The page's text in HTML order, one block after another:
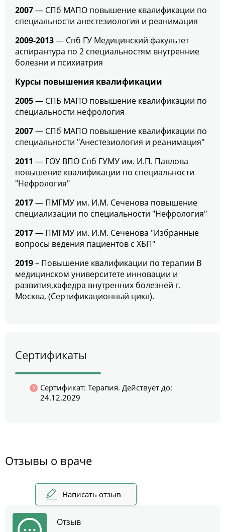
2007— СПб МАПО повышение квалификации по
специальности анестезиология и реанимация
2009-2013— Спб ГУ Медицинский факультет
аспирантура по 2 специальностям внутренние
болезни и психиатрия
Курсы повышения квалификации
2005— СПБ МАПО повышение квалификации по
специальности нефрология
2007— СПб МАПО повышение квалификации по
специальности "Анестезиология и реанимация"
2011 — ГОУ ВПО Спб ГУМУ им. И.П. Павлова
повышение квалификации по специальности
"Нефрология"
2017— ПМГМУ им. И.М. Сеченова повышение
специализации по специальности "Нефрология"
2017— ПМГМУ им. И.М. Сеченова "Избранные
вопросы ведения пациентов с ХБП"
2019– Повышение квалификации по терапии В
медицинском университете инновации и
развития,кафедра внутренних болезней г.
Москва, (Сертификационный цикл).
Сертификаты
Сертификат: Терапия. Действует до:
24.12.2029
Отзывы о враче
Написать отзыв
Отзыв